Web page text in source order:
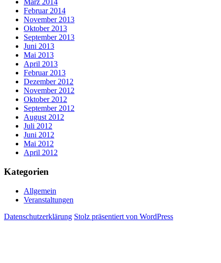
März 2014
Februar 2014
November 2013
Oktober 2013
September 2013
Juni 2013
Mai 2013
April 2013
Februar 2013
Dezember 2012
November 2012
Oktober 2012
September 2012
August 2012
Juli 2012
Juni 2012
Mai 2012
April 2012
Kategorien
Allgemein
Veranstaltungen
Datenschutzerklärung Stolz präsentiert von WordPress